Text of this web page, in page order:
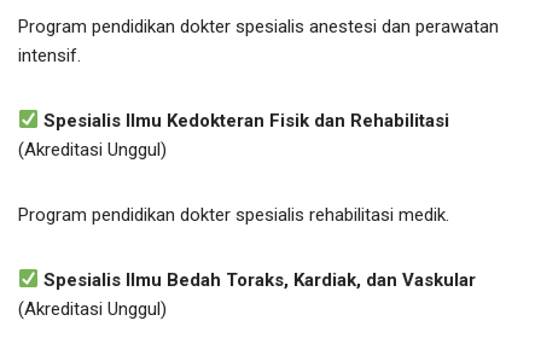
Program pendidikan dokter spesialis anestesi dan perawatan
intensif.
Spesialis Ilmu Kedokteran Fisik dan Rehabilitasi
(Akreditasi Unggul)
Program pendidikan dokter spesialis rehabilitasi medik.
Spesialis Ilmu Bedah Toraks, Kardiak, dan Vaskular
(Akreditasi Unggul)